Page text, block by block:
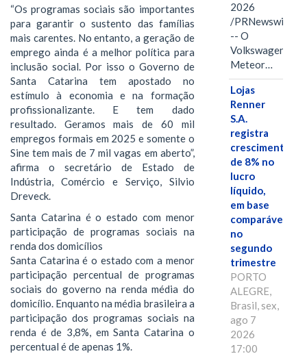
“Os programas sociais são importantes
para garantir o sustento das famílias
mais carentes. No entanto, a geração de
emprego ainda é a melhor política para
inclusão social. Por isso o Governo de
Santa Catarina tem apostado no
estímulo à economia e na formação
profissionalizante. E tem dado
resultado. Geramos mais de 60 mil
empregos formais em 2025 e somente o
Sine tem mais de 7 mil vagas em aberto”,
afirma o secretário de Estado de
Indústria, Comércio e Serviço, Silvio
Dreveck.
Santa Catarina é o estado com menor
participação de programas sociais na
renda dos domicílios
Santa Catarina é o estado com a menor
participação percentual de programas
sociais do governo na renda média do
domicílio. Enquanto na média brasileira a
participação dos programas sociais na
renda é de 3,8%, em Santa Catarina o
percentual é de apenas 1%.
2026
/PRNewswire/
-- O
Volkswagen
Meteor…
Lojas
Renner
S.A.
registra
crescimento
de 8% no
lucro
líquido,
em base
comparável,
no
segundo
trimestre
PORTO
ALEGRE,
Brasil, sex,
ago 7
2026
17:00